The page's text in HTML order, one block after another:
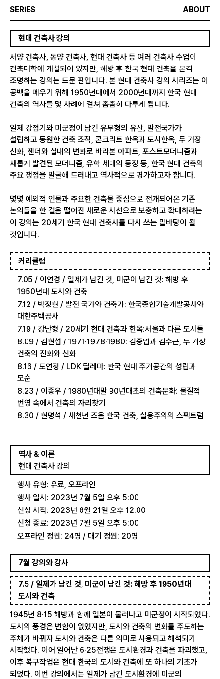
SERIES ABOUT
현대 건축사 강의
서양 건축사, 동양 건축사, 현대 건축사 등 여러 건축사 수업이
건축대학에 개설되어 있지만, 해방 후 한국 현대 건축을 본격
조명하는 강의는 드문 편입니다. 본 현대 건축사 강의 시리즈는 이
공백을 메우기 위해 1950년대에서 2000년대까지 한국 현대
건축의 역사를 몇 차례에 걸쳐 촘촘히 다루게 됩니다.
일제 강점기와 미군정이 남긴 유무형의 유산, 발전국가가
설립하고 동원한 건축 조직, 콘크리트 한옥과 도시한옥, 두 거장
신화, 젠더와 실내의 변화로 바라본 아파트, 포스트모더니즘과
새롭게 발견된 모더니즘, 유학 세대의 등장 등, 한국 현대 건축의
주요 쟁점을 발굴해 드러내고 역사적으로 평가하고자 합니다.
몇몇 예외적 인물과 주요한 건축물 중심으로 전개되어온 기존
논의들을 한 걸음 떨어진 새로운 시선으로 보충하고 확대하려는
이 강의는 20세기 한국 현대 건축사를 다시 쓰는 밑바탕이 될
것입니다.
커리큘럼
7.05 / 이연경 / 일제가 남긴 것, 미군이 남긴 것: 해방 후
1950년대 도시와 건축
7.12 / 박정현 / 발전 국가와 건축가: 한국종합기술개발공사와
대한주택공사
7.19 / 강난형 / 20세기 현대 건축과 한옥:서울과 다른 도시들
8.09 / 김현섭 / 1971·1978·1980: 김중업과 김수근, 두 거장
건축의 진화와 신화
8.16 / 도연정 / LDK 딜레마: 한국 현대 주거공간의 성립과
모순
8.23 / 이종우 / 1980년대말 90년대초의 건축문화: 물질적
번영 속에서 건축의 자리찾기
8.30 / 현명석 / 새천년 즈음 한국 건축, 실용주의의 스펙트럼
역사 & 이론
현대 건축사 강의
행사 유형: 유료, 오프라인
행사 일시: 2023년 7월 5일 오후 5:00
신청 시작: 2023년 6월 21일 오후 12:00
신청 종료: 2023년 7월 5일 오후 5:00
오프라인 정원: 24명 / 대기 정원: 20명
7월 강의와 강사
7.5 / 일제가 남긴 것, 미군이 남긴 것: 해방 후 1950년대
도시와 건축
1945년 8·15 해방과 함께 일본이 물러나고 미군정이 시작되었다.
도시의 풍경은 변함이 없었지만, 도시와 건축의 변화를 주도하는
주체가 바뀌자 도시와 건축은 다른 의미로 사용되고 해석되기
시작했다. 이어 일어난 6·25전쟁은 도시환경과 건축을 파괴했고,
이후 복구작업은 현대 한국의 도시와 건축에 또 하나의 기초가
되었다. 이번 강의에서는 일제가 남긴 도시환경에 미군의